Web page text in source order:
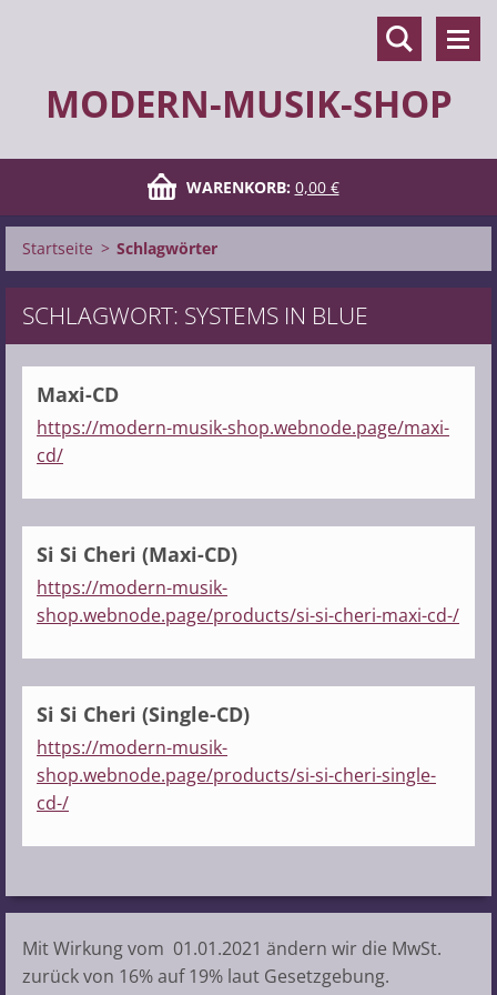
MODERN-MUSIK-SHOP
WARENKORB: 0,00 €
Startseite > Schlagwörter
SCHLAGWORT: SYSTEMS IN BLUE
Maxi-CD
https://modern-musik-shop.webnode.page/maxi-
cd/
Si Si Cheri (Maxi-CD)
https://modern-musik-
shop.webnode.page/products/si-si-cheri-maxi-cd-/
Si Si Cheri (Single-CD)
https://modern-musik-
shop.webnode.page/products/si-si-cheri-single-
cd-/
Mit Wirkung vom 01.01.2021 ändern wir die MwSt.
zurück von 16% auf 19% laut Gesetzgebung.